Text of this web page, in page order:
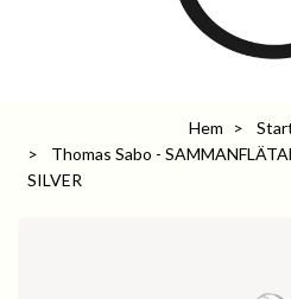
Hem
Thomas Sabo -
SILVER